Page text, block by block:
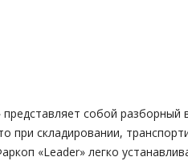
собой разборный
при складировании,
«Leader» легко